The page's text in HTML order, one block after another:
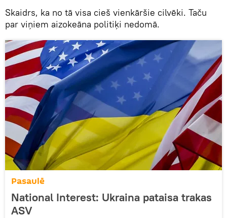
Skaidrs, ka no tā visa cieš vienkāršie cilvēki. Taču
par viņiem aizokeāna politiķi nedomā.
Pasaulē
National Interest: Ukraina pataisa trakas
ASV